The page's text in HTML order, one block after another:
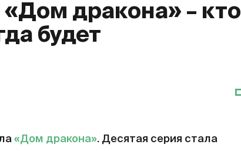
дракона» – кто
будет
«Дом дракона». Десятая серия стала